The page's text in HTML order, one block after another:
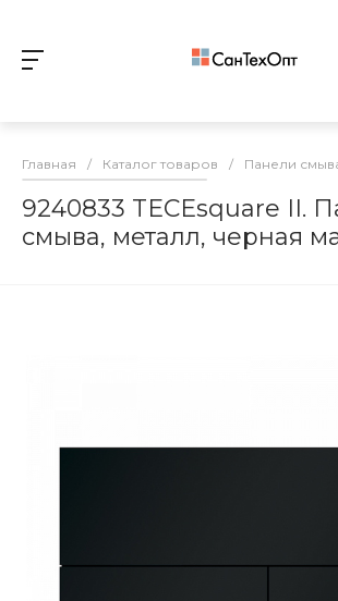
Главная / Каталог товаров / Панели
9240833 TECEsquare II.
смыва, металл, черная